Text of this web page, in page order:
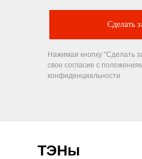
Сделать
Нажимая кнопку "Сделать
свое согласие с
конфиденциальности
ТЭНы